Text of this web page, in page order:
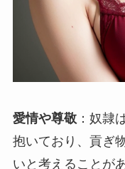
愛情や尊敬：奴隷
抱いており、貢ぎ
いと考えることが